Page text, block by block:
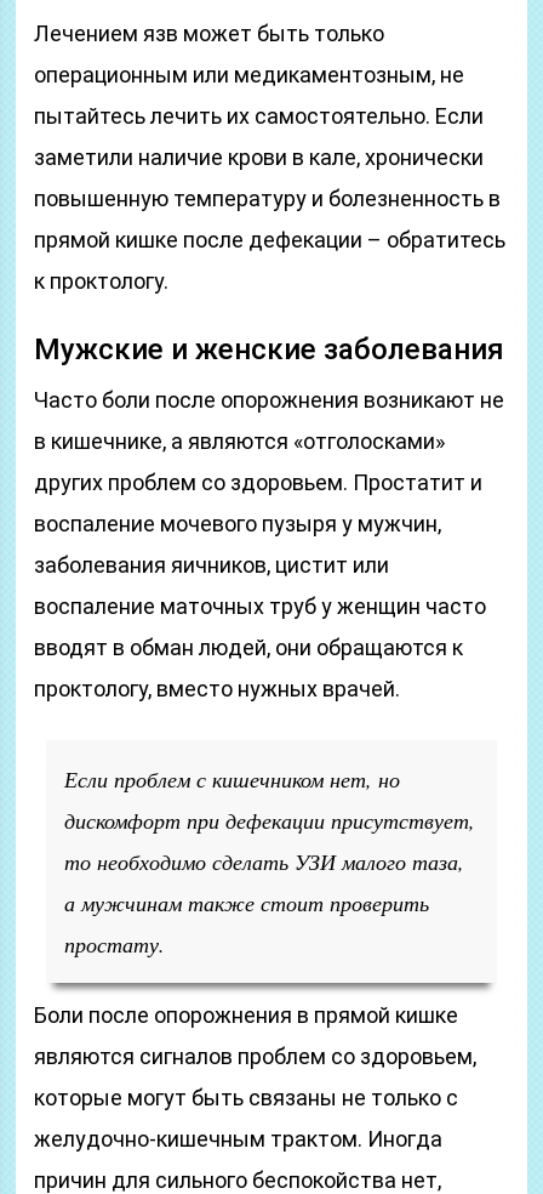
Лечением язв может быть только
операционным или медикаментозным, не
пытайтесь лечить их самостоятельно. Если
заметили наличие крови в кале, хронически
повышенную температуру и болезненность в
прямой кишке после дефекации – обратитесь
к проктологу.
Мужские и женские заболевания
Часто боли после опорожнения возникают не
в кишечнике, а являются «отголосками»
других проблем со здоровьем. Простатит и
воспаление мочевого пузыря у мужчин,
заболевания яичников, цистит или
воспаление маточных труб у женщин часто
вводят в обман людей, они обращаются к
проктологу, вместо нужных врачей.
Если проблем с кишечником нет, но
дискомфорт при дефекации присутствует,
то необходимо сделать УЗИ малого таза,
а мужчинам также стоит проверить
простату.
Боли после опорожнения в прямой кишке
являются сигналов проблем со здоровьем,
которые могут быть связаны не только с
желудочно-кишечным трактом. Иногда
причин для сильного беспокойства нет,